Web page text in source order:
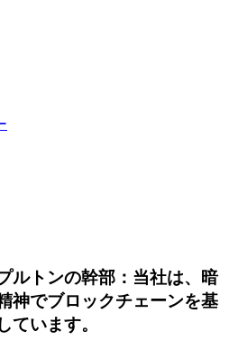
ルトンの幹部：当社は、暗
神でブロックチェーンを基
ています。